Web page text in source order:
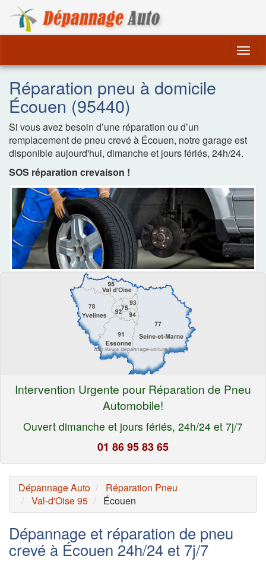
Réparation pneu à domicile
Écouen (95440)
Si vous avez besoin d’une réparation ou d’un
remplacement de pneu crevé à Écouen, notre garage est
disponible aujourd'hui, dimanche et jours fériés, 24h/24.
SOS réparation crevaison !
Intervention Urgente pour Réparation de Pneu
Automobile!
Ouvert dimanche et jours fériés, 24h/24 et 7j/7
01 86 95 83 65
Dépannage Auto
Réparation Pneu
Val-d'Oise 95
Écouen
Dépannage et réparation de pneu
crevé à Écouen 24h/24 et 7j/7